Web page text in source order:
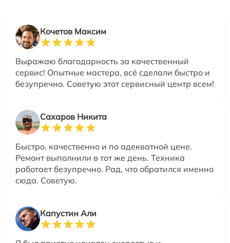
Кочетов Максим
Выражаю благодарность за качественный
сервис! Опытные мастера, всё сделали быстро и
безупречно. Советую этот сервисный центр всем!
Сахаров Никита
Быстро, качественно и по адекватной цене.
Ремонт выполнили в тот же день. Техника
работает безупречно. Рад, что обратился именно
сюда. Советую.
Капустин Али